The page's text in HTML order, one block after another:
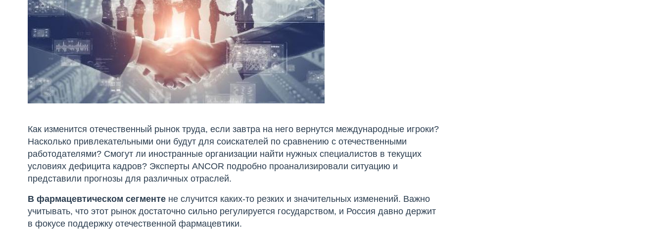
Как изменится отечественный рынок труда, если завтра на него вернутся международные игроки?
Насколько привлекательными они будут для соискателей по сравнению с отечественными
работодателями? Смогут ли иностранные организации найти нужных специалистов в текущих
условиях дефицита кадров? Эксперты ANCOR подробно проанализировали ситуацию и
представили прогнозы для различных отраслей.
В фармацевтическом сегменте не случится каких-то резких и значительных изменений. Важно
учитывать, что этот рынок достаточно сильно регулируется государством, и Россия давно держит
в фокусе поддержку отечественной фармацевтики.